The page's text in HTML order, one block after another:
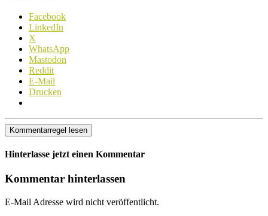
Facebook
LinkedIn
X
WhatsApp
Mastodon
Reddit
E-Mail
Drucken
Kommentarregel lesen
Hinterlasse jetzt einen Kommentar
Kommentar hinterlassen
E-Mail Adresse wird nicht veröffentlicht.